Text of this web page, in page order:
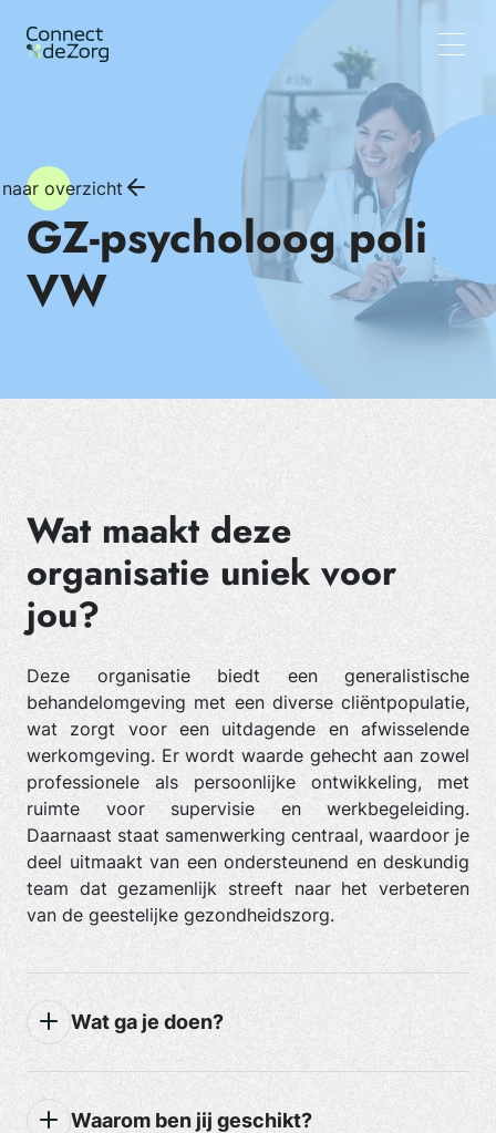
Vacatures
Wat wij doen
Team
Inzichten
overzicht
GZ-psycholoog poli
VW
Wat maakt deze
organisatie uniek voor
jou?
Deze organisatie biedt een generalistische
behandelomgeving met een diverse cliëntpopulatie,
wat zorgt voor een uitdagende en afwisselende
werkomgeving. Er wordt waarde gehecht aan zowel
professionele als persoonlijke ontwikkeling, met
ruimte voor supervisie en werkbegeleiding.
Daarnaast staat samenwerking centraal, waardoor je
deel uitmaakt van een ondersteunend en deskundig
team dat gezamenlijk streeft naar het verbeteren
van de geestelijke gezondheidszorg.
Wat ga je doen?
Waarom ben jij geschikt?